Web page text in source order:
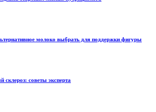
молоко выбрать для поддержки фигуры
склероз: советы эксперта